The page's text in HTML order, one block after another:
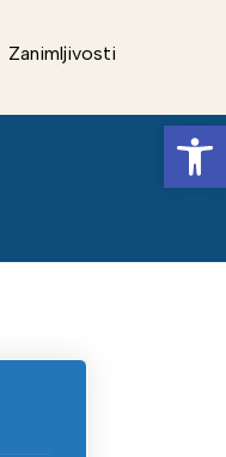
Zanimljivosti